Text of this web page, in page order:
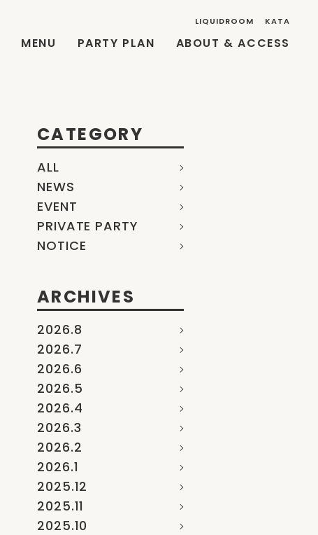
LIQUIDROOM KATA
MENU PARTY PLAN ABOUT & ACCESS
CATEGORY
ALL
NEWS
EVENT
PRIVATE PARTY
NOTICE
ARCHIVES
2026.8
2026.7
2026.6
2026.5
2026.4
2026.3
2026.2
2026.1
2025.12
2025.11
2025.10